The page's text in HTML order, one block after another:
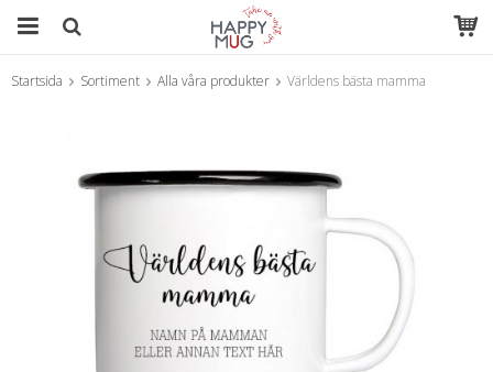
Startsida Sortiment Alla våra produkter Världens bästa mamma